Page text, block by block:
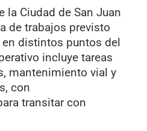
la Ciudad de San Juan
de trabajos previsto
distintos puntos del
incluye tareas
mantenimiento vial y
con
transitar con